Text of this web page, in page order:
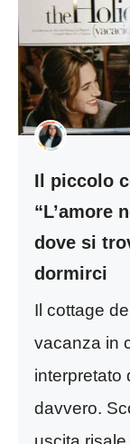
Il piccolo
“L’amore
dove si
dormirci
Il cottage
vacanza in
interpretato
davvero.